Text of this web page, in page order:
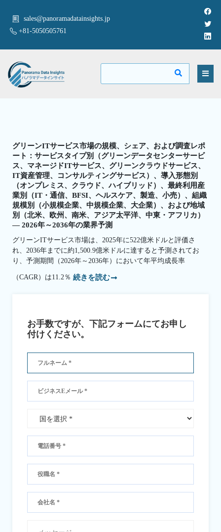
sales@panoramadatainsights.jp
+81-5050505761
グリーンITサービス市場の規模、シェア、および調査レポ
ート：サービスタイプ別（グリーンデータセンターサービ
ス、マネージドITサービス、グリーンクラウドサービス、
IT資産管理、コンサルティングサービス）、導入形態別
（オンプレミス、クラウド、ハイブリッド）、最終利用産
業別（IT・通信、BFSI、ヘルスケア、製造、小売）、組織
規模別（小規模企業、中規模企業、大企業）、および地域
別（北米、欧州、南米、アジア太平洋、中東・アフリカ）
— 2026年～2036年の業界予測
グリーンITサービス市場は、2025年に522億米ドルと評価さ
れ、2036年までに約1,500.9億米ドルに達すると予測されてお
り、予測期間（2026年～2036年）において年平均成長率
（CAGR）は11.2％ 続きを読む
お手数ですが、下記フォームにてお申し
付けください。